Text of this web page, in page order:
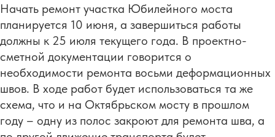
Начать ремонт участка Юбилейного моста
планируется 10 июня, а завершиться работы
должны к 25 июля текущего года. В проектно-
сметной документации говорится о
необходимости ремонта восьми деформационных
швов. В ходе работ будет использоваться та же
схема, что и на Октябрьском мосту в прошлом
году – одну из полос закроют для ремонта шва, а